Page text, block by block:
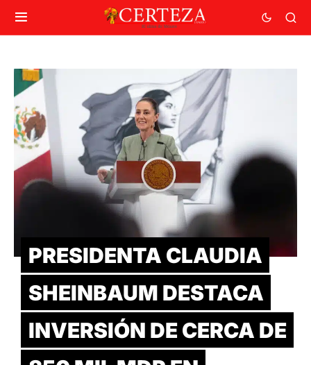
PRESIDENTA CLAUDIA
SHEINBAUM DESTACA
INVERSIÓN DE CERCA DE